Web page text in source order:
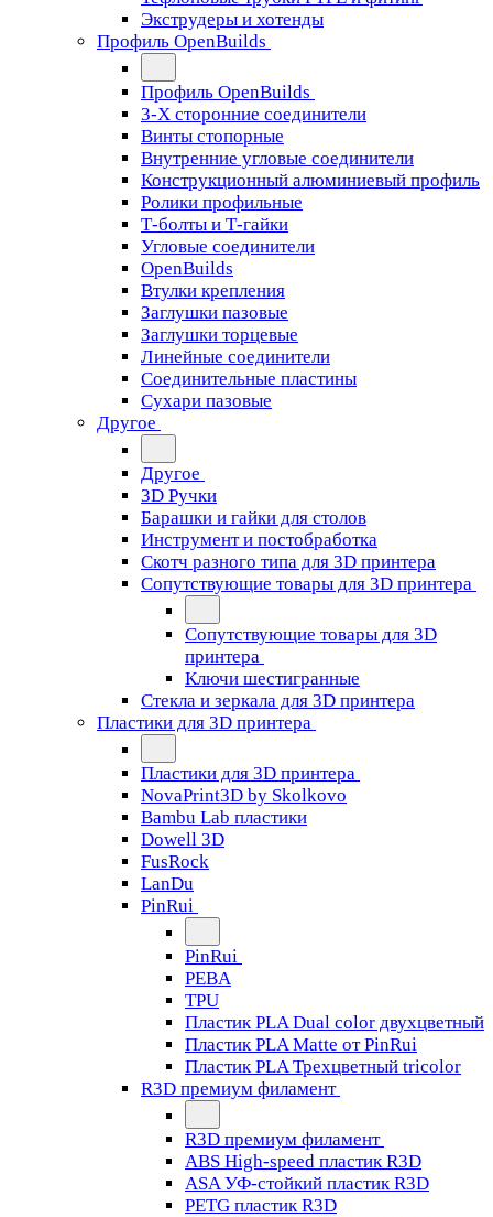
Экструдеры и хотенды
Профиль OpenBuilds
Профиль OpenBuilds
3-Х сторонние соединители
Винты стопорные
Внутренние угловые соединители
Конструкционный алюминиевый профиль
Ролики профильные
Т-болты и Т-гайки
Угловые соединители
OpenBuilds
Втулки крепления
Заглушки пазовые
Заглушки торцевые
Линейные соединители
Соединительные пластины
Сухари пазовые
Другое
Другое
3D Ручки
Барашки и гайки для столов
Инструмент и постобработка
Скотч разного типа для 3D принтера
Сопутствующие товары для 3D принтера
Сопутствующие товары для 3D
принтера
Ключи шестигранные
Стекла и зеркала для 3D принтера
Пластики для 3D принтера
Пластики для 3D принтера
NovaPrint3D by Skolkovo
Bambu Lab пластики
Dowell 3D
FusRock
LanDu
PinRui
PinRui
PEBA
TPU
Пластик PLA Dual color двухцветный
Пластик PLA Matte от PinRui
Пластик PLA Трехцветный tricolor
R3D премиум филамент
R3D премиум филамент
ABS High-speed пластик R3D
ASA УФ-стойкий пластик R3D
PETG пластик R3D